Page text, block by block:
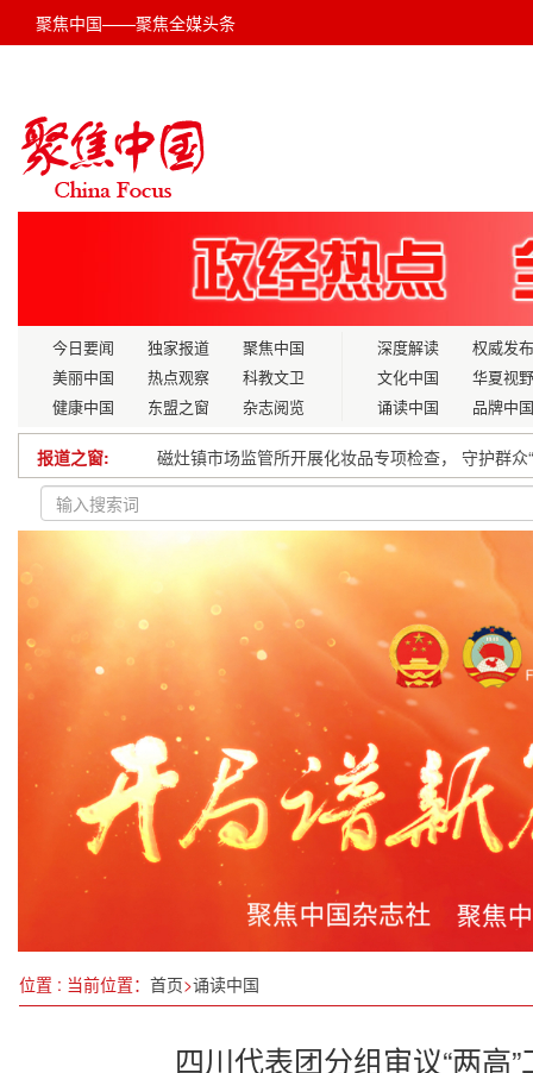
聚焦中国——聚焦全媒头条
今日要闻 独家报道
聚焦中国
美丽中国
热点观察
科教文卫
健康中国
东盟之窗 杂志阅览
深度解读
权威发布
文化中国
华夏视野
诵读中国
品牌中国
报道之窗:
磁灶镇市场监管所开展化妆品专项检查， 守护群众
北京航空航天大学湘贤汇航实践队到湖南省多地开
江西省11月空气优良天数比率为100%
多部门发文解决生态环境损害赔偿实践难题
江苏盐城召开“3·15”国际消费者权益日新闻发布会
“瓷的旅程”—2023景德镇国际陶瓷艺术双年展盛大
农机产品展示交易会开幕
一见·读懂总书记牵挂的“民族一家亲”
鹰铁特警“空中卫士”为春运保驾护航
位置 : 当前位置： 首页>诵读中国
四川代表团分组审议“两高